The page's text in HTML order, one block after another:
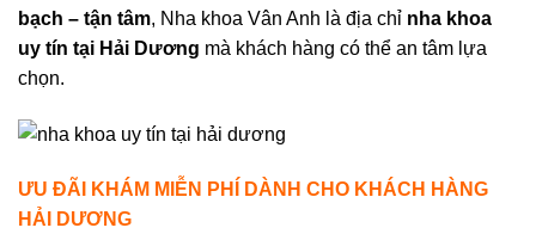
bạch – tận tâm, Nha khoa Vân Anh là địa chỉ nha khoa
uy tín tại Hải Dương mà khách hàng có thể an tâm lựa
chọn.
ƯU ĐÃI KHÁM MIỄN PHÍ DÀNH CHO KHÁCH HÀNG
HẢI DƯƠNG